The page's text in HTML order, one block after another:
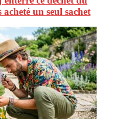
un seul sachet